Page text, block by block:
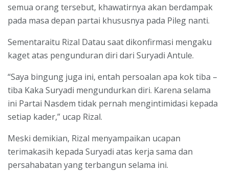
semua orang tersebut, khawatirnya akan berdampak
pada masa depan partai khususnya pada Pileg nanti.
Sementaraitu Rizal Datau saat dikonfirmasi mengaku
kaget atas pengunduran diri dari Suryadi Antule.
“Saya bingung juga ini, entah persoalan apa kok tiba –
tiba Kaka Suryadi mengundurkan diri. Karena selama
ini Partai Nasdem tidak pernah mengintimidasi kepada
setiap kader,” ucap Rizal.
Meski demikian, Rizal menyampaikan ucapan
terimakasih kepada Suryadi atas kerja sama dan
persahabatan yang terbangun selama ini.